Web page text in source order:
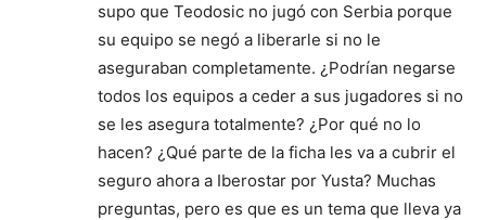
supo que Teodosic no jugó con Serbia porque
su equipo se negó a liberarle si no le
aseguraban completamente. ¿Podrían negarse
todos los equipos a ceder a sus jugadores si no
se les asegura totalmente? ¿Por qué no lo
hacen? ¿Qué parte de la ficha les va a cubrir el
seguro ahora a Iberostar por Yusta? Muchas
preguntas, pero es que es un tema que lleva ya